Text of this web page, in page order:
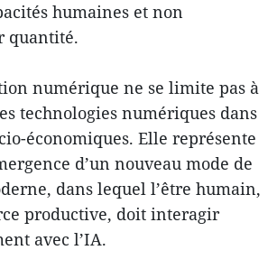
humaines et non
quantité.
numérique ne se limite pas à
technologies numériques dans
économiques. Elle représente
d’un nouveau mode de
dans lequel l’être humain,
productive, doit interagir
avec l’IA.